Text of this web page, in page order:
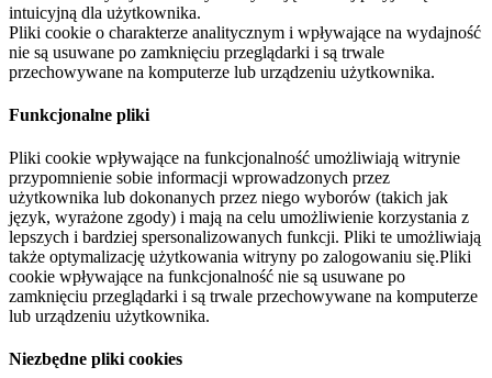
intuicyjną dla użytkownika.
Pliki cookie o charakterze analitycznym i wpływające na wydajność
nie są usuwane po zamknięciu przeglądarki i są trwale
przechowywane na komputerze lub urządzeniu użytkownika.
Funkcjonalne pliki
Pliki cookie wpływające na funkcjonalność umożliwiają witrynie
przypomnienie sobie informacji wprowadzonych przez
użytkownika lub dokonanych przez niego wyborów (takich jak
język, wyrażone zgody) i mają na celu umożliwienie korzystania z
lepszych i bardziej spersonalizowanych funkcji. Pliki te umożliwiają
także optymalizację użytkowania witryny po zalogowaniu się.Pliki
cookie wpływające na funkcjonalność nie są usuwane po
zamknięciu przeglądarki i są trwale przechowywane na komputerze
lub urządzeniu użytkownika.
Niezbędne pliki cookies